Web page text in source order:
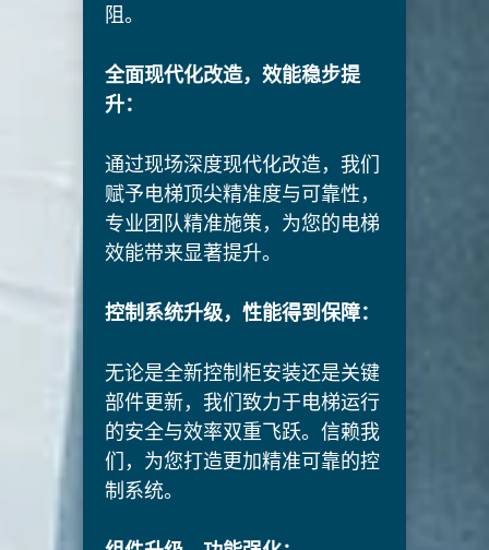
阻。
全面现代化改造，效能稳步提
升：
通过现场深度现代化改造，我们
赋予电梯顶尖精准度与可靠性，
专业团队精准施策，为您的电梯
效能带来显著提升。
控制系统升级，性能得到保障：
无论是全新控制柜安装还是关键
部件更新，我们致力于电梯运行
的安全与效率双重飞跃。信赖我
们，为您打造更加精准可靠的控
制系统。